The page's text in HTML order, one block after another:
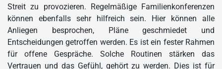
Streit zu provozieren. Regelmäßige Familienkonferenzen
können ebenfalls sehr hilfreich sein. Hier können alle
Anliegen besprochen, Pläne geschmiedet und
Entscheidungen getroffen werden. Es ist ein fester Rahmen
für offene Gespräche. Solche Routinen stärken das
Vertrauen und das Gefühl, gehört zu werden. Dies ist für